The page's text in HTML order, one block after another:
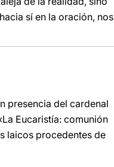
sí en la oración, nos
presencia del cardenal
Eucaristía: comunión
laicos procedentes de